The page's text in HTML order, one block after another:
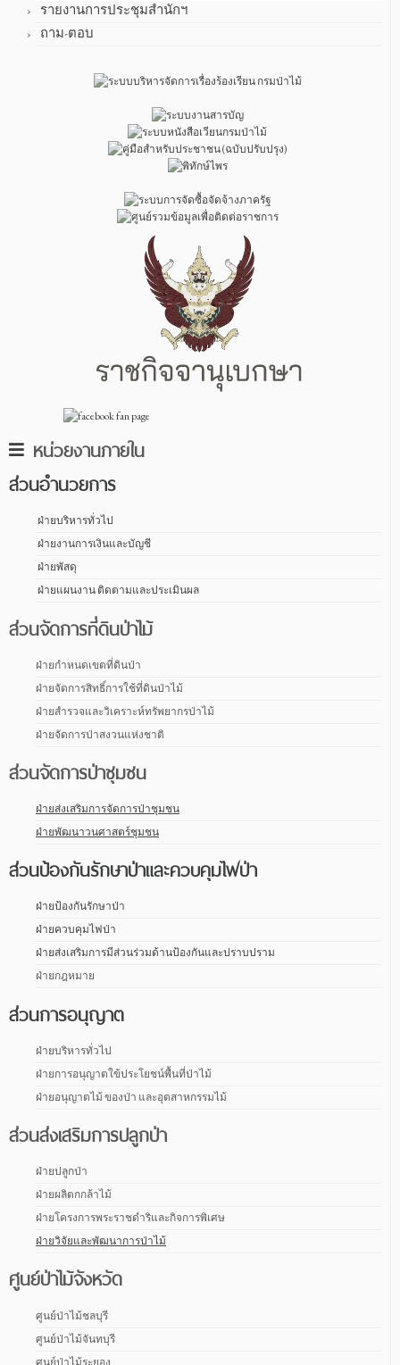
รายงานการประชุมสำนักฯ
ถาม-ตอบ
หน่วยงานภายใน
ส่วนอำนวยการ
ฝ่ายบริหารทั่วไป
ฝ่ายงานการเงินและบัญชี
ฝ่ายพัสดุ
ฝ่ายแผนงาน ติดตามและประเมินผล
ส่วนจัดการที่ดินป่าไม้
ฝ่ายกำหนดเขตที่ดินป่า
ฝ่ายจัดการสิทธิ์การใช้ที่ดินป่าไม้
ฝ่ายสำรวจและวิเคราะห์ทรัพยากรป่าไม้
ฝ่ายจัดการป่าสงวนแห่งชาติ
ส่วนจัดการป่าชุมชน
ฝ่ายส่งเสริมการจัดการป่าชุมชน
ฝ่ายพัฒนาวนศาสตร์ชุมชน
ส่วนป้องกันรักษาป่าและควบคุมไฟป่า
ฝ่ายป้องกันรักษาป่า
ฝ่ายควบคุมไฟป่า
ฝ่ายส่งเสริมการมีส่วนร่วมด้านป้องกันและปราบปราม
ฝ่ายกฎหมาย
ส่วนการอนุญาต
ฝ่ายบริหารทั่วไป
ฝ่ายการอนุญาตใข้ประโยชน์พื้นที่ป่าไม้
ฝ่ายอนุญาตไม้ ของป่า และอุตสาหกรรมไม้
ส่วนส่งเสริมการปลูกป่า
ฝ่ายปลูกป่า
ฝ่ายผลิตกกล้าไม้
ฝ่ายโครงการพระราชดำริและกิจการพิเศษ
ฝ่ายวิจัยและพัฒนาการป่าไม้
ศูนย์ป่าไม้จังหวัด
ศูนย์ป่าไม้ชลบุรี
ศูนย์ป่าไม้จันทบุรี
ศูนย์ป่าไม้ระยอง